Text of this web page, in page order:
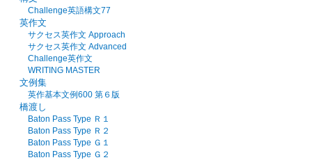
Challenge英語構文77
英作文
サクセス英作文 Approach
サクセス英作文 Advanced
Challenge英作文
WRITING MASTER
文例集
英作基本文例600 第６版
橋渡し
Baton Pass Type Ｒ１
Baton Pass Type Ｒ２
Baton Pass Type Ｇ１
Baton Pass Type Ｇ２